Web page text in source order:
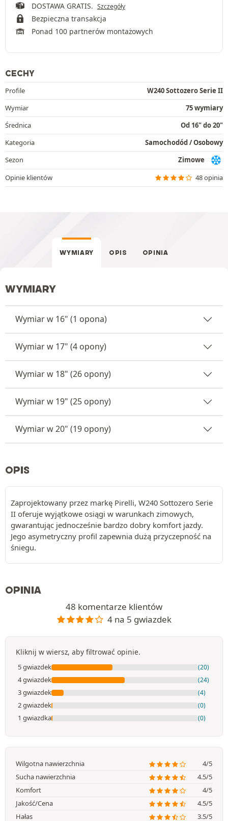
DOSTAWA GRATIS. Szczegóły
Bezpieczna transakcja
Ponad 100 partnerów montażowych
CECHY
Profile
W240 Sottozero Serie II
Wymiar
75 wymiary
Średnica
Od 16" do 20"
Kategoria
Samochodód / Osobowy
Sezon
Zimowe
Opinie klientów
48 opinia
WYMIARY OPIS OPINIA
WYMIARY
Wymiar w 16" (1 opona)
Wymiar w 17" (4 opony)
Wymiar w 18" (26 opony)
Wymiar w 19" (25 opony)
Wymiar w 20" (19 opony)
OPIS
Zaprojektowany przez markę Pirelli, W240 Sottozero Serie
II oferuje wyjątkowe osiągi w warunkach zimowych,
gwarantując jednocześnie bardzo dobry komfort jazdy.
Jego asymetryczny profil zapewnia dużą przyczepność na
śniegu.
OPINIA
48 komentarze klientów
4 na 5 gwiazdek
Kliknij w wiersz, aby filtrować opinie.
5 gwiazdek (20)
4 gwiazdek (24)
3 gwiazdek (4)
2 gwiazdek (0)
1 gwiazdka (0)
Wilgotna nawierzchnia
4/5
Sucha nawierzchnia
4.5/5
Komfort
4/5
Jakość/Cena
4.5/5
Hałas
3.5/5